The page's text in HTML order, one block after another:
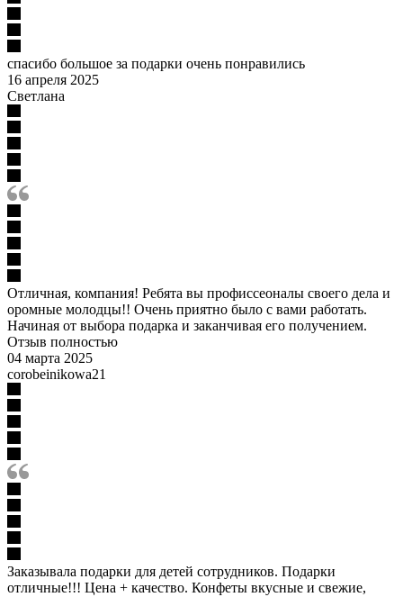
спасибо большое за подарки очень понравились
16 апреля 2025
Светлана
Отличная, компания! Ребята вы профиссеоналы своего дела и
оромные молодцы!! Очень приятно было с вами работать.
Начиная от выбора подарка и заканчивая его получением.
Отзыв полностью
04 марта 2025
corobeinikowa21
Заказывала подарки для детей сотрудников. Подарки
отличные!!! Цена + качество. Конфеты вкусные и свежие,